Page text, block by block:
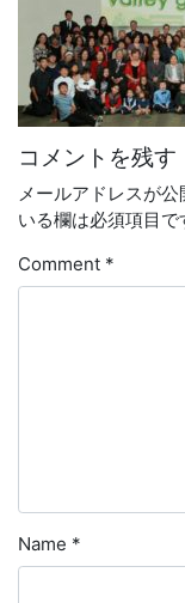
コメントを残す
メールアドレスが公
いる欄は必須項目で
Comment *
Name *